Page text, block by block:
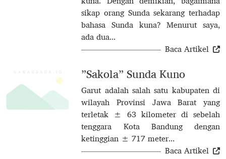
sikap orang Sunda sekarang terhadap
bahasa Sunda kuna? Menurut saya,
ada dua...
Baca Artikel
”Sakola” Sunda Kuno
Garut adalah salah satu kabupaten di
wilayah Provinsi Jawa Barat yang
terletak ± 63 kilometer di sebelah
tenggara Kota Bandung dengan
ketinggian ± 717 meter...
Baca Artikel